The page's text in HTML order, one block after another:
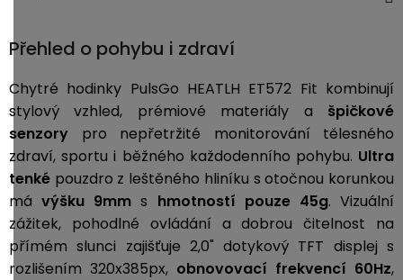
Přehled o pohybu i zdraví
Chytré hodinky PulsGo HEATLH ET572 Fit kombinují
stylový vzhled, prémiové materiály a špičkové
senzory pro nepřetržité monitorování tělesného
zdraví, sportu i běžného každodenního pohybu. Ultra
tenké pouzdro z leštěného hliníku s otočnou korunkou
mávýšku 9mm s hmotností pouze 45g. Vizuální
zážitek, pohodlné ovládání a dobrou čitelnost na
přímém slunci zajišťuje 2,0" dotykový TFT displej s
rozlišením 320x385px, obnovovací frekvencí 60Hz,